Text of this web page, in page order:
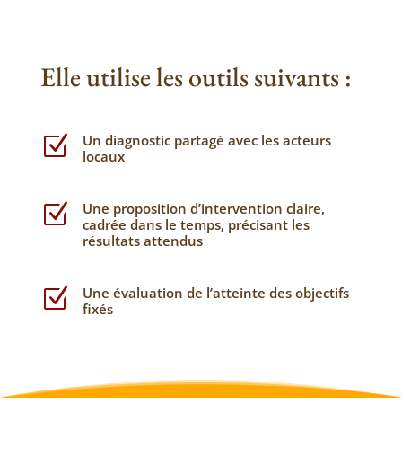
Elle utilise les outils suivants :
Z
Un diagnostic partagé avec les acteurs
locaux
Z
Une proposition d’intervention claire,
cadrée dans le temps, précisant les
résultats attendus
Z
Une évaluation de l’atteinte des objectifs
fixés